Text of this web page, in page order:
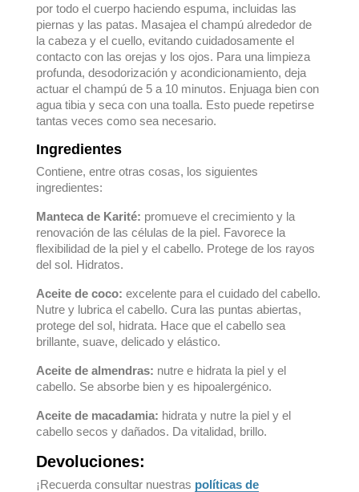
por todo el cuerpo haciendo espuma, incluidas las
piernas y las patas. Masajea el champú alrededor de
la cabeza y el cuello, evitando cuidadosamente el
contacto con las orejas y los ojos. Para una limpieza
profunda, desodorización y acondicionamiento, deja
actuar el champú de 5 a 10 minutos. Enjuaga bien con
agua tibia y seca con una toalla. Esto puede repetirse
tantas veces como sea necesario.
Ingredientes
Contiene, entre otras cosas, los siguientes
ingredientes:
Manteca de Karité: promueve el crecimiento y la
renovación de las células de la piel. Favorece la
flexibilidad de la piel y el cabello. Protege de los rayos
del sol. Hidratos.
Aceite de coco: excelente para el cuidado del cabello.
Nutre y lubrica el cabello. Cura las puntas abiertas,
protege del sol, hidrata. Hace que el cabello sea
brillante, suave, delicado y elástico.
Aceite de almendras: nutre e hidrata la piel y el
cabello. Se absorbe bien y es hipoalergénico.
Aceite de macadamia: hidrata y nutre la piel y el
cabello secos y dañados. Da vitalidad, brillo.
Devoluciones:
¡Recuerda consultar nuestras políticas de